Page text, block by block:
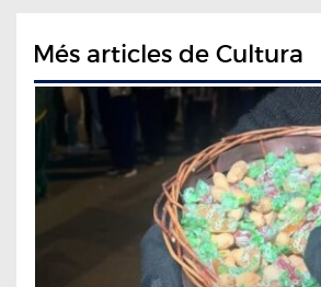
Més articles de Cultura